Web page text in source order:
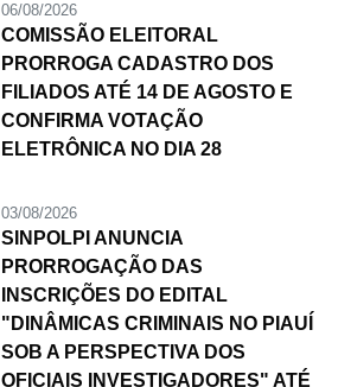
06/08/2026
COMISSÃO ELEITORAL
PRORROGA CADASTRO DOS
FILIADOS ATÉ 14 DE AGOSTO E
CONFIRMA VOTAÇÃO
ELETRÔNICA NO DIA 28
03/08/2026
SINPOLPI ANUNCIA
PRORROGAÇÃO DAS
INSCRIÇÕES DO EDITAL
"DINÂMICAS CRIMINAIS NO PIAUÍ
SOB A PERSPECTIVA DOS
OFICIAIS INVESTIGADORES" ATÉ